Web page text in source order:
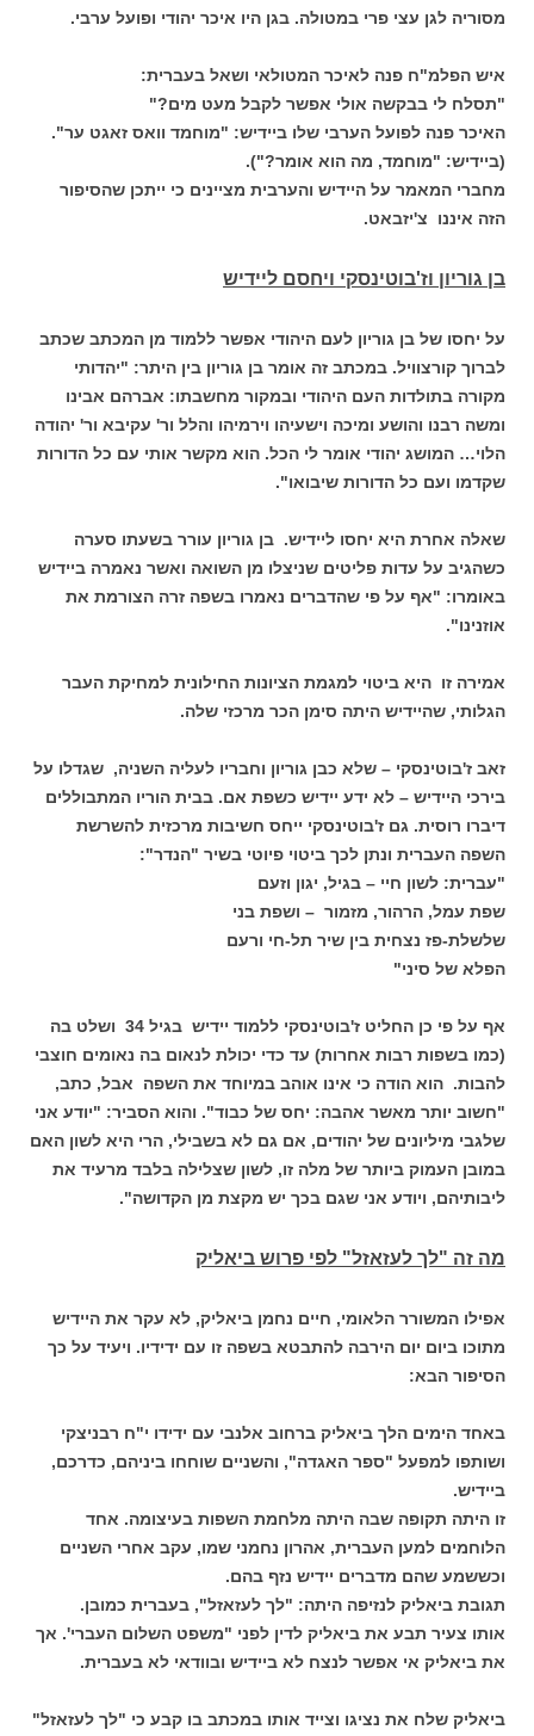
מסוריה לגן עצי פרי במטולה. בגן היו איכר יהודי ופועל ערבי.
איש הפלמ"ח פנה לאיכר המטולאי ושאל בעברית:
"תסלח לי בבקשה אולי אפשר לקבל מעט מים?"
האיכר פנה לפועל הערבי שלו ביידיש: "מוחמד וואס זאגט ער".
(ביידיש: "מוחמד, מה הוא אומר?").
מחברי המאמר על היידיש והערבית מציינים כי ייתכן שהסיפור
הזה איננו צ'יזבאט.
בן גוריון וז'בוטינסקי ויחסם ליידיש
על יחסו של בן גוריון לעם היהודי אפשר ללמוד מן המכתב שכתב
לברוך קורצוויל. במכתב זה אומר בן גוריון בין היתר: "יהדותי
מקורה בתולדות העם היהודי ובמקור מחשבתו: אברהם אבינו
ומשה רבנו והושע ומיכה וישעיהו וירמיהו והלל ור' עקיבא ור' יהודה
הלוי… המושג יהודי אומר לי הכל. הוא מקשר אותי עם כל הדורות
שקדמו ועם כל הדורות שיבואו".
שאלה אחרת היא יחסו ליידיש. בן גוריון עורר בשעתו סערה
כשהגיב על עדות פליטים שניצלו מן השואה ואשר נאמרה ביידיש
באומרו: "אף על פי שהדברים נאמרו בשפה זרה הצורמת את
אוזנינו".
אמירה זו היא ביטוי למגמת הציונות החילונית למחיקת העבר
הגלותי, שהיידיש היתה סימן הכר מרכזי שלה.
זאב ז'בוטינסקי – שלא כבן גוריון וחבריו לעליה השניה, שגדלו על
בירכי היידיש – לא ידע יידיש כשפת אם. בבית הוריו המתבוללים
דיברו רוסית. גם ז'בוטינסקי ייחס חשיבות מרכזית להשרשת
השפה העברית ונתן לכך ביטוי פיוטי בשיר "הנדר":
"עברית: לשון חיי – בגיל, יגון וזעם
שפת עמל, הרהור, מזמור – ושפת בני
שלשלת-פז נצחית בין שיר תל-חי ורעם
הפלא של סיני"
אף על פי כן החליט ז'בוטינסקי ללמוד יידיש בגיל 34 ושלט בה
(כמו בשפות רבות אחרות) עד כדי יכולת לנאום בה נאומים חוצבי
להבות. הוא הודה כי אינו אוהב במיוחד את השפה אבל, כתב,
"חשוב יותר מאשר אהבה: יחס של כבוד". והוא הסביר: "יודע אני
שלגבי מיליונים של יהודים, אם גם לא בשבילי, הרי היא לשון האם
במובן העמוק ביותר של מלה זו, לשון שצלילה בלבד מרעיד את
ליבותיהם, ויודע אני שגם בכך יש מקצת מן הקדושה".
מה זה "לך לעזאזל" לפי פרוש ביאליק
אפילו המשורר הלאומי, חיים נחמן ביאליק, לא עקר את היידיש
מתוכו ביום יום הירבה להתבטא בשפה זו עם ידידיו. ויעיד על כך
הסיפור הבא:
באחד הימים הלך ביאליק ברחוב אלנבי עם ידידו י"ח רבניצקי
ושותפו למפעל "ספר האגדה", והשניים שוחחו ביניהם, כדרכם,
ביידיש.
זו היתה תקופה שבה היתה מלחמת השפות בעיצומה. אחד
הלוחמים למען העברית, אהרון נחמני שמו, עקב אחרי השניים
וכששמע שהם מדברים יידיש נזף בהם.
תגובת ביאליק לנזיפה היתה: "לך לעזאזל", בעברית כמובן.
אותו צעיר תבע את ביאליק לדין לפני "משפט השלום העברי'. אך
את ביאליק אי אפשר לנצח לא ביידיש ובוודאי לא בעברית.
ביאליק שלח את נציגו וצייד אותו במכתב בו קבע כי "לך לעזאזל"